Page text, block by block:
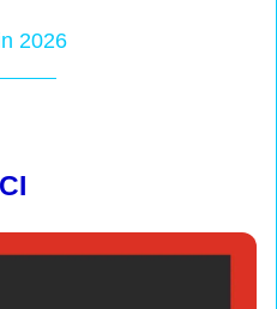
2026